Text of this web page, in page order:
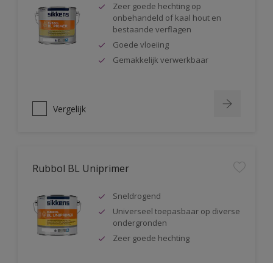
Zeer goede hechting op
onbehandeld of kaal hout en
bestaande verflagen
Goede vloeiing
Gemakkelijk verwerkbaar
Vergelijk
Rubbol BL Uniprimer
Sneldrogend
Universeel toepasbaar op diverse
ondergronden
Zeer goede hechting